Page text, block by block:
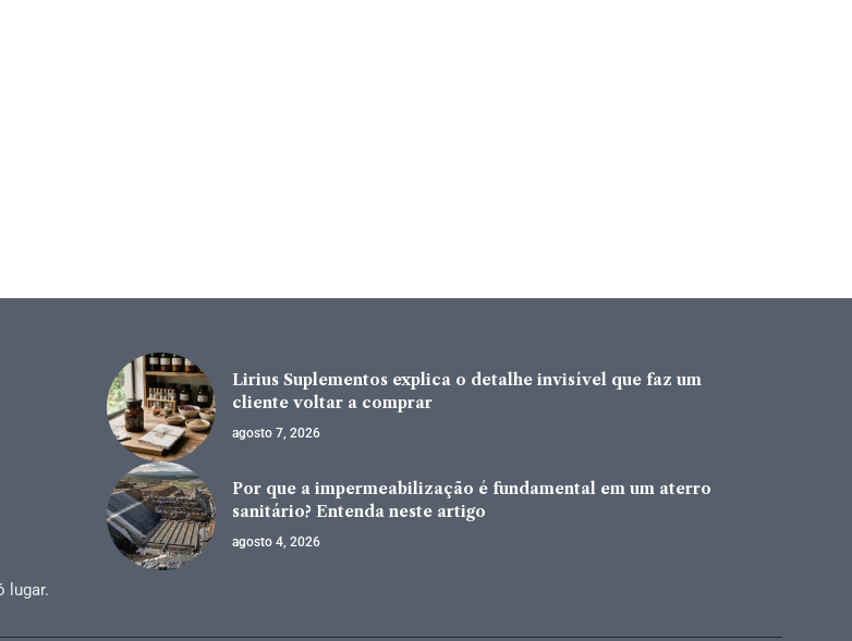
lugar.
Lirius Suplementos explica o detalhe invisível que faz um
cliente voltar a comprar
agosto 7, 2026
Por que a impermeabilização é fundamental em um aterro
sanitário? Entenda neste artigo
agosto 4, 2026